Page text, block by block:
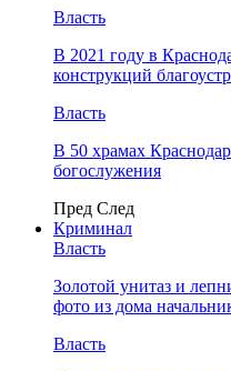
Власть
В 2021 году в
конструкций
Власть
В 50 храмах
богослужения
Пред След
Криминал
Власть
​Золотой унитаз и
фото из дома
Власть